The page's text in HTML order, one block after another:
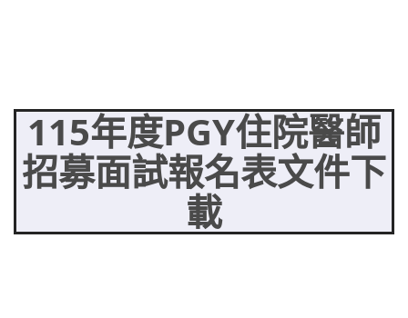
115年度PGY住院醫師
招募面試報名表文件下
載